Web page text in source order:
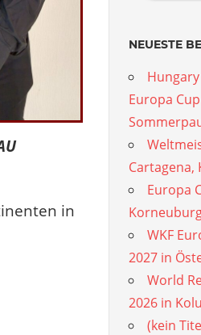
in
NEUESTE
Europa
Cartagena,
Europa
WKF
2027 in
World
2026 in
(kein